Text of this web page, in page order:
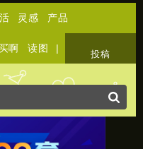
灵感 产品
啊 读图 |
投稿